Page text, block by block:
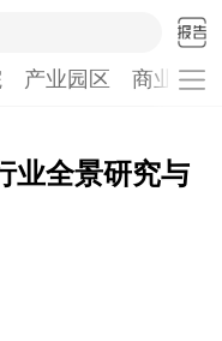
产业园区 商业计
业全景研究与